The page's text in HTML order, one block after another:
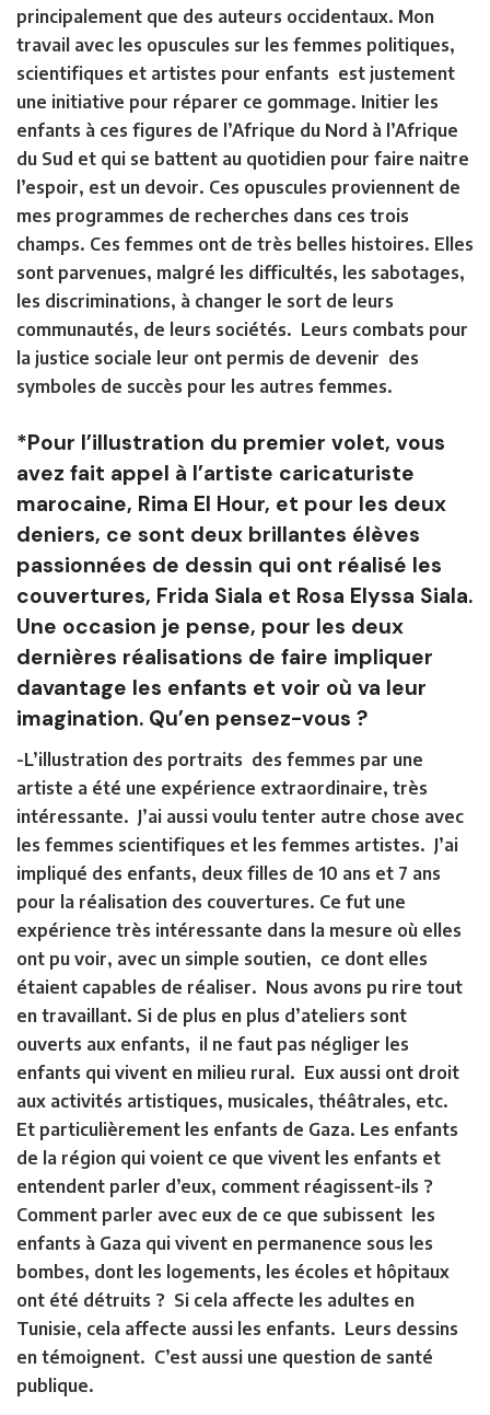
principalement que des auteurs occidentaux. Mon
travail avec les opuscules sur les femmes politiques,
scientifiques et artistes pour enfants est justement
une initiative pour réparer ce gommage. Initier les
enfants à ces figures de l’Afrique du Nord à l’Afrique
du Sud et qui se battent au quotidien pour faire naitre
l’espoir, est un devoir. Ces opuscules proviennent de
mes programmes de recherches dans ces trois
champs. Ces femmes ont de très belles histoires. Elles
sont parvenues, malgré les difficultés, les sabotages,
les discriminations, à changer le sort de leurs
communautés, de leurs sociétés. Leurs combats pour
la justice sociale leur ont permis de devenir des
symboles de succès pour les autres femmes.
*Pour l’illustration du premier volet, vous
avez fait appel à l’artiste caricaturiste
marocaine, Rima El Hour, et pour les deux
deniers, ce sont deux brillantes élèves
passionnées de dessin qui ont réalisé les
couvertures, Frida Siala et Rosa Elyssa Siala.
Une occasion je pense, pour les deux
dernières réalisations de faire impliquer
davantage les enfants et voir où va leur
imagination. Qu’en pensez-vous ?
-L’illustration des portraits des femmes par une
artiste a été une expérience extraordinaire, très
intéressante. J’ai aussi voulu tenter autre chose avec
les femmes scientifiques et les femmes artistes. J’ai
impliqué des enfants, deux filles de 10 ans et 7 ans
pour la réalisation des couvertures. Ce fut une
expérience très intéressante dans la mesure où elles
ont pu voir, avec un simple soutien, ce dont elles
étaient capables de réaliser. Nous avons pu rire tout
en travaillant. Si de plus en plus d’ateliers sont
ouverts aux enfants, il ne faut pas négliger les
enfants qui vivent en milieu rural. Eux aussi ont droit
aux activités artistiques, musicales, théâtrales, etc.
Et particulièrement les enfants de Gaza. Les enfants
de la région qui voient ce que vivent les enfants et
entendent parler d’eux, comment réagissent-ils ?
Comment parler avec eux de ce que subissent les
enfants à Gaza qui vivent en permanence sous les
bombes, dont les logements, les écoles et hôpitaux
ont été détruits ? Si cela affecte les adultes en
Tunisie, cela affecte aussi les enfants. Leurs dessins
en témoignent. C’est aussi une question de santé
publique.